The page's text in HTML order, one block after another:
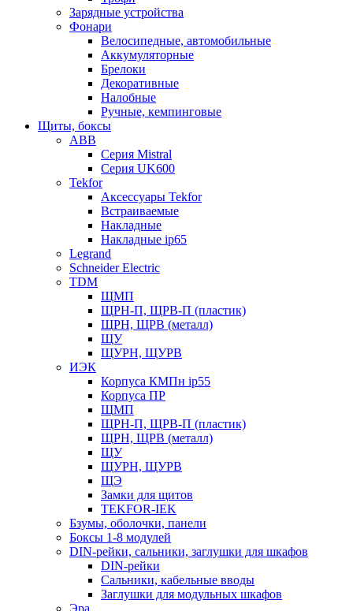
Зарядные устройства
Фонари
Велосипедные, автомобильные
Аккумуляторные
Брелоки
Декоративные
Налобные
Ручные, кемпинговые
Щиты, боксы
ABB
Серия Mistral
Серия UK600
Tekfor
Аксессуары Tekfor
Встраиваемые
Накладные
Накладные ip65
Legrand
Schneider Electric
TDM
ЩМП
ЩРН-П, ЩРВ-П (пластик)
ЩРН, ЩРВ (металл)
ЩУ
ЩУРН, ЩУРВ
ИЭК
Корпуса КМПн ip55
Корпуса ПР
ЩМП
ЩРН-П, ЩРВ-П (пластик)
ЩРН, ЩРВ (металл)
ЩУ
ЩУРН, ЩУРВ
ЩЭ
Замки для щитов
TEKFOR-IEK
Бзумы, оболочки, панели
Боксы 1-8 модулей
DIN-рейки, сальники, заглушки для шкафов
DIN-рейки
Сальники, кабельные вводы
Заглушки для модульных шкафов
Эра